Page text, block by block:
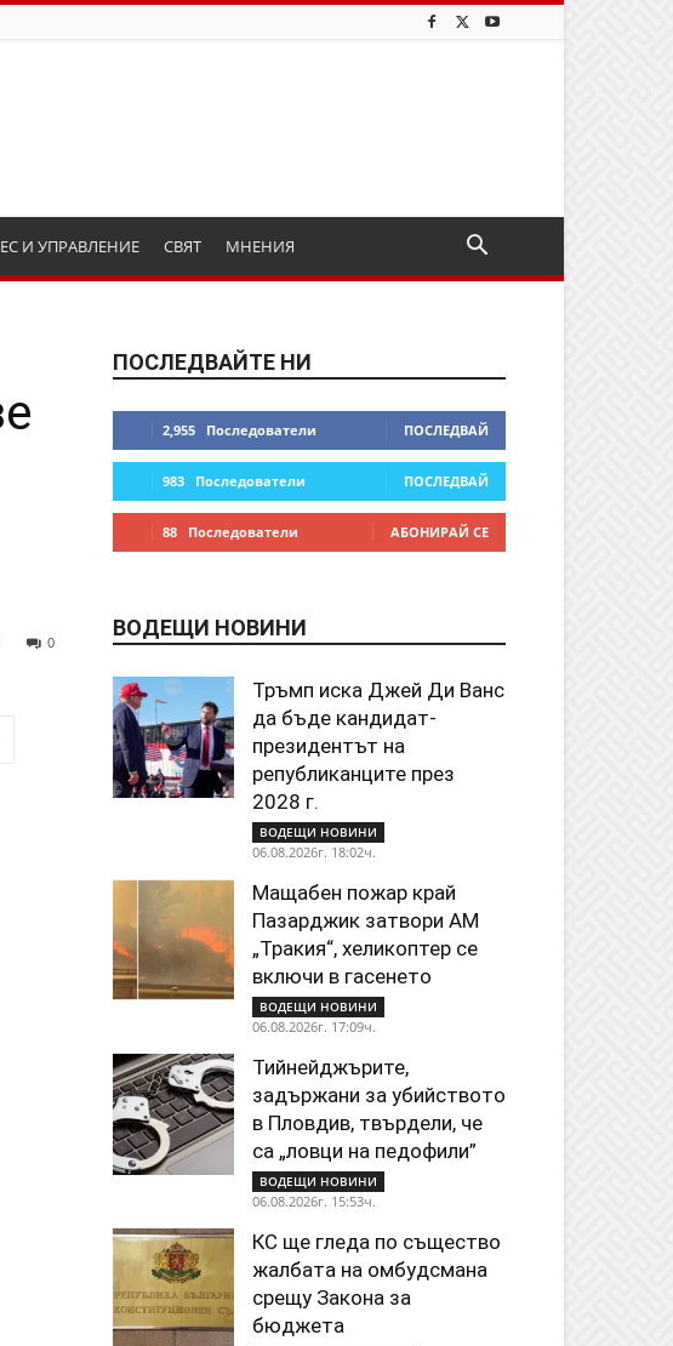
И УПРАВЛЕНИЕ СВЯТ МНЕНИЯ
0
ПОСЛЕДВАЙТЕ НИ
2,955 Последователи ПОСЛЕДВАЙ
983 Последователи ПОСЛЕДВАЙ
88 Последователи АБОНИРАЙ СЕ
ВОДЕЩИ НОВИНИ
Тръмп иска Джей Ди Ванс
да бъде кандидат-
президентът на
републиканците през
2028 г.
ВОДЕЩИ НОВИНИ
06.08.2026г. 18:02ч.
Мащабен пожар край
Пазарджик затвори АМ
„Тракия“, хеликоптер се
включи в гасенето
ВОДЕЩИ НОВИНИ
06.08.2026г. 17:09ч.
Тийнейджърите,
задържани за убийството
в Пловдив, твърдели, че
са „ловци на педофили”
ВОДЕЩИ НОВИНИ
06.08.2026г. 15:53ч.
КС ще гледа по същество
жалбата на омбудсмана
срещу Закона за
бюджета